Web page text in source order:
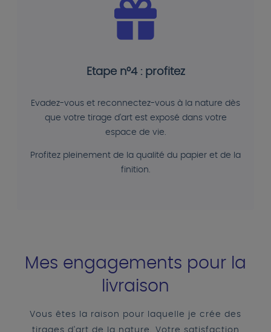
Etape n°4 : profitez
Evadez-vous et reconnectez-vous à la nature dès
que votre tirage d'art est exposé dans votre
espace de vie.
Profitez pleinement de la qualité du papier et de la
finition.
Mes engagements pour la
livraison
Vous êtes la raison pour laquelle je crée des
tirages d'art de la nature. Votre satisfaction